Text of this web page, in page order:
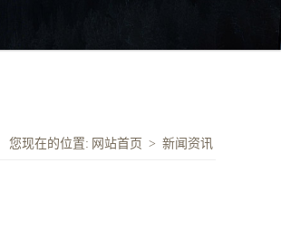
您现在的位置: 网站首页 > 新闻资讯